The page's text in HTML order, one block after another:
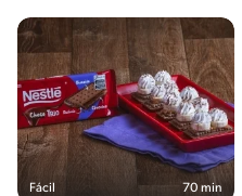
Fácil 70 min